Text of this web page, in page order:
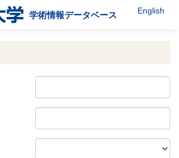
学術情報データベース English